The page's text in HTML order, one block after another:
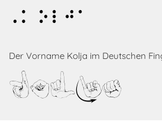
Kolja
Der Vorname Kolja im Deutschen
Kolja